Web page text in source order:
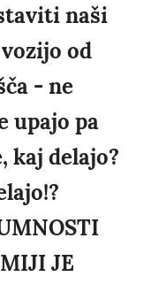
naši
od
- ne
upajo pa
kaj delajo?
JE